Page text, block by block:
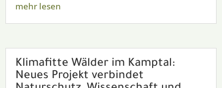
mehr lesen
Klimafitte Wälder im Kamptal:
Neues Projekt verbindet